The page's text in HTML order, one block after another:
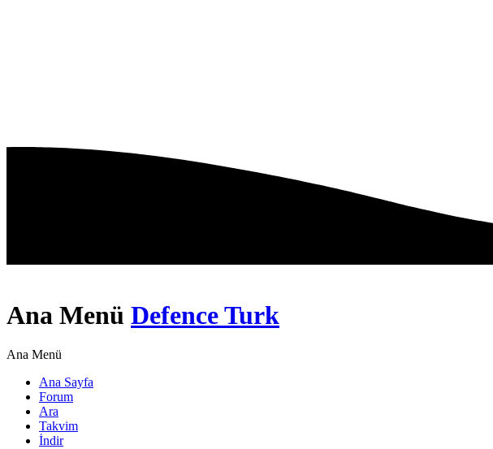
Ana Menü Defence Turk
Ana Menü
Ana Sayfa
Forum
Ara
Takvim
İndir